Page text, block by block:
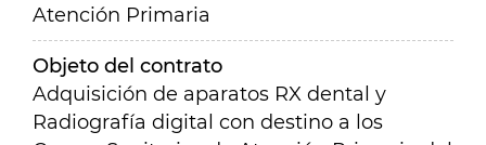
Atención Primaria
Objeto del contrato
Adquisición de aparatos RX dental y
Radiografía digital con destino a los